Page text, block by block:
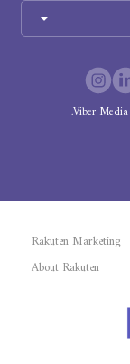
Rakuten Marketing
About Rakuten